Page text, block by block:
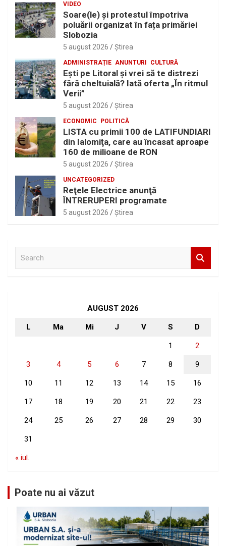
VIDEO
Soare(le) și protestul împotriva
poluării organizat în fața primăriei
Slobozia
5 august 2026 Ştirea
ADMINISTRAȚIE ANUNTURI CULTURĂ
Eşti pe Litoral şi vrei să te distrezi
fără cheltuială? Iată oferta „În ritmul
Verii”
5 august 2026 Ştirea
ECONOMIC POLITICĂ
LISTA cu primii 100 de LATIFUNDIARI
din Ialomiţa, care au încasat aproape
160 de milioane de RON
5 august 2026 Ştirea
UNCATEGORIZED
Reţele Electrice anunţă
ÎNTRERUPERI programate
5 august 2026 Ştirea
AUGUST 2026
L Ma Mi J V S D
1 2
3 4 5 6 7 8 9
10 11 12 13 14 15 16
17 18 19 20 21 22 23
24 25 26 27 28 29 30
31
« iul.
Poate nu ai văzut